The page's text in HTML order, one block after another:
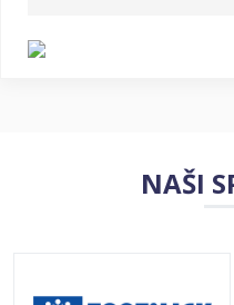
NAŠI